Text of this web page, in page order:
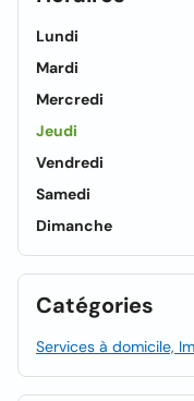
Lundi
Mardi
Mercredi
Jeudi
Vendredi
Samedi
Dimanche
Catégories
Services à domicile,